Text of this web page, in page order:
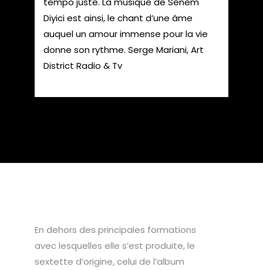
Diyici est ainsi, le chant d’une âme
auquel un amour immense pour la vie
donne son rythme. Serge Mariani, Art
District Radio & Tv
En dehors des principales formations
avec lesquelles elle s’est produite, le
sextette d’origine, celui de l’album